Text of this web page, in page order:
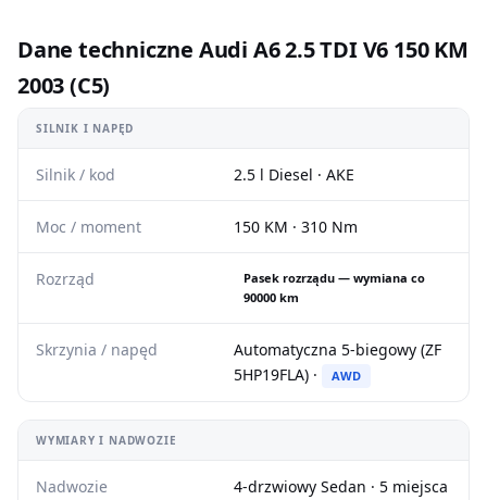
Dane techniczne Audi A6 2.5 TDI V6 150 KM
2003 (C5)
SILNIK I NAPĘD
Silnik / kod 2.5 l Diesel · AKE
Moc / moment 150 KM · 310 Nm
Rozrząd
Pasek rozrządu — wymiana co
90000 km
Skrzynia / napęd
Automatyczna 5-biegowy (ZF
5HP19FLA) ·
AWD
WYMIARY I NADWOZIE
Nadwozie
4-drzwiowy Sedan · 5 miejsca